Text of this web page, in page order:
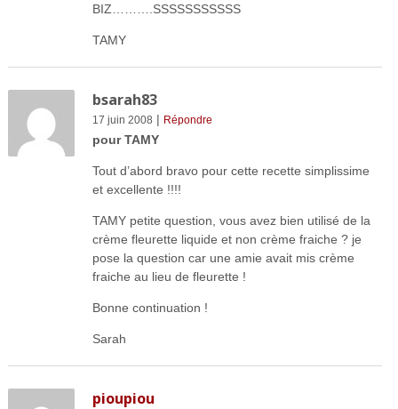
BIZ……….SSSSSSSSSSS
TAMY
bsarah83
17 juin 2008 | Répondre
pour TAMY
Tout d’abord bravo pour cette recette simplissime
et excellente !!!!
TAMY petite question, vous avez bien utilisé de la
crème fleurette liquide et non crème fraiche ? je
pose la question car une amie avait mis crème
fraiche au lieu de fleurette !
Bonne continuation !
Sarah
pioupiou